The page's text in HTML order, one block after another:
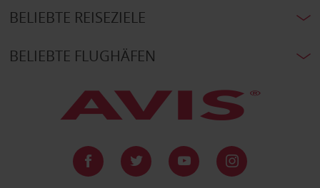
BELIEBTE REISEZIELE
BELIEBTE FLUGHÄFEN